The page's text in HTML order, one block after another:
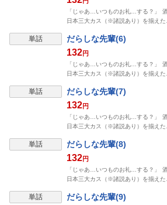
「じゃあ…いつものお礼…する？」
日本三大カス（※諸説あり）を揃えた
単話 だらしな先輩(6)
132円
「じゃあ…いつものお礼…する？」
日本三大カス（※諸説あり）を揃えた
単話 だらしな先輩(7)
132円
「じゃあ…いつものお礼…する？」
日本三大カス（※諸説あり）を揃えた
単話 だらしな先輩(8)
132円
「じゃあ…いつものお礼…する？」
日本三大カス（※諸説あり）を揃えた
単話 だらしな先輩(9)